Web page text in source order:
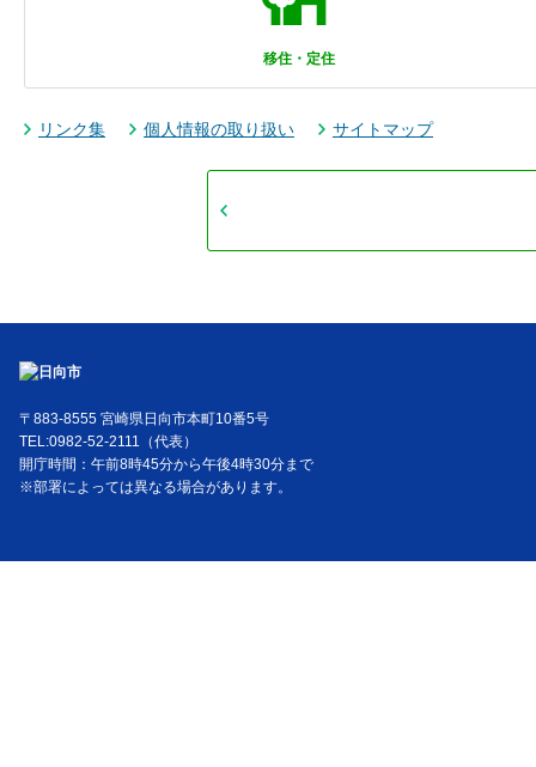
移住・定住
リンク集 個人情報の取り扱い サイトマップ
〒883-8555 宮崎県日向市本町10番5号
TEL:0982-52-2111（代表）
開庁時間：午前8時45分から午後4時30分まで
※部署によっては異なる場合があります。